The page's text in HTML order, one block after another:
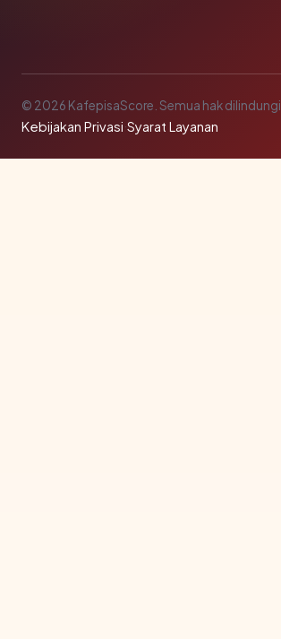
© 2026 KafepisaScore. Semua hak dilindungi.
Kebijakan Privasi·Syarat Layanan